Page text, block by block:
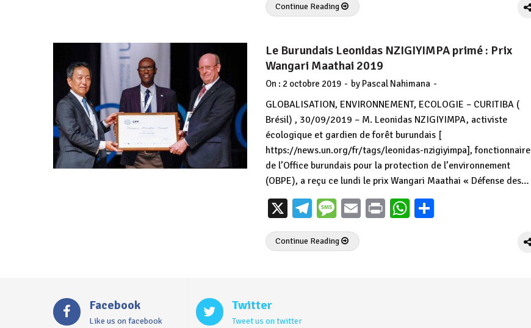
Continue Reading
Le Burundais Leonidas NZIGIYIMPA primé : Prix
Wangari Maathai 2019
On : 2 octobre 2019 - by Pascal Nahimana -
GLOBALISATION, ENVIRONNEMENT, ECOLOGIE – CURITIBA (
Brésil) , 30/09/2019 – M. Leonidas NZIGIYIMPA, activiste
écologique et gardien de forêt burundais [
https://news.un.org/fr/tags/leonidas-nzigiyimpa], fonctionnaire
de l’Office burundais pour la protection de l’environnement
(OBPE), a reçu ce lundi le prix Wangari Maathai « Défense des…
X Telegram
Message
EmailPrintWhatsApp
Continue Reading
Facebook
Like us on facebook
Twitter
Tweet us on twitter